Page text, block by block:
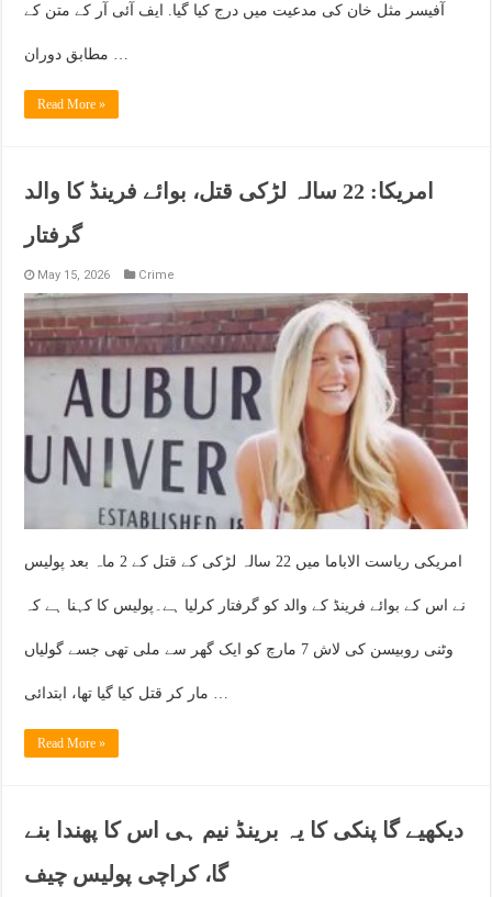
آفیسر مثل خان کی مدعیت میں درج کیا گیا. ایف آئی آر کے متن کے
Read More »
امریکا: 22 سالہ لڑکی قتل، بوائے فرینڈ کا والد
گرفتار
May 15, 2026 Crime
امریکی ریاست الاباما میں 22 سالہ لڑکی کے قتل کے 2 ماہ بعد پولیس
نے اس کے بوائے فرینڈ کے والد کو گرفتار کرلیا ہے۔پولیس کا کہنا ہے کہ
وٹنی روبیسن کی لاش 7 مارچ کو ایک گھر سے ملی تھی جسے گولیاں
Read More »
دیکھیے گا پنکی کا یہ برینڈ نیم ہی اس کا پھندا بنے
گا، کراچی پولیس چیف